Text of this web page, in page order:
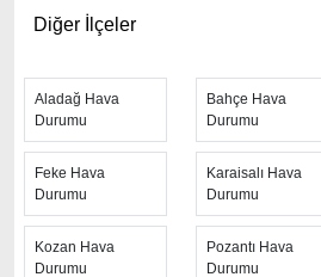
durumu
tahminlerini haftalık,
durumu olarak ziyaretçilerine
kadar uzatılmış hava tahminleri
yanında daha fazla ayrıntının yer
durumu tahminlerini
geniş tahmin süreleri, kolay ve
ziyaretçilerine kaliteli hizmet
güncel Türkiye uydu radar
hareket yönü, yağış ve fırtına
Diğer İlçeler
Aladağ Hava
Durumu
Bahçe Hava
Durumu
Feke Hava
Durumu
Karaisalı Hava
Durumu
Kozan Hava
Durumu
Pozantı Hava
Durumu